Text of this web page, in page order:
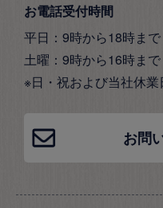
お電話受付時間
平日：9時から18時まで
土曜：9時から16時まで
※日・祝および当社休業
お問